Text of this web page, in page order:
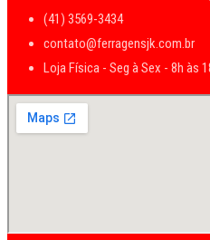
(41) 3569-3434
contato@ferragensjk.com.br
Loja Física - Seg à Sex - 8h às